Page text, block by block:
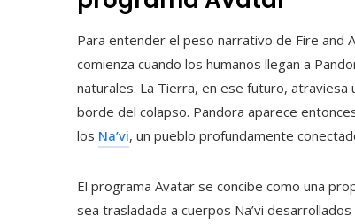
Para entender el peso narrativo de Fire and
comienza cuando los humanos llegan a
naturales. La Tierra, en ese futuro, atraviesa
borde del colapso. Pandora aparece
los Na’vi, un pueblo profundamente
El programa Avatar se concibe como una
sea trasladada a cuerpos Na’vi